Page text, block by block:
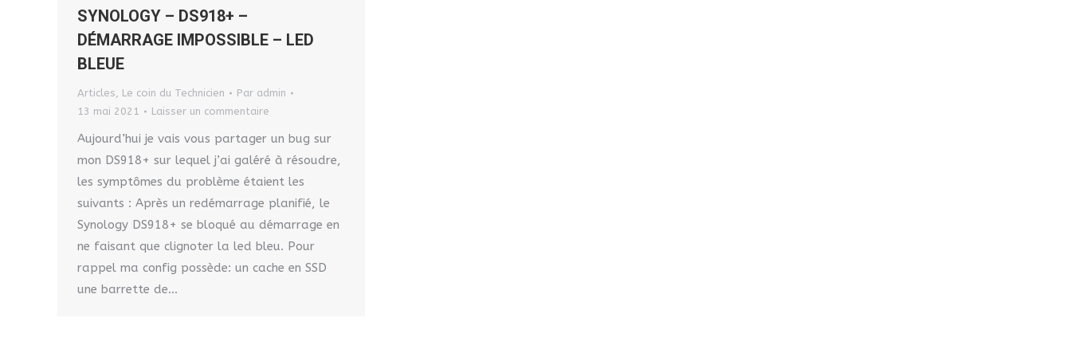
SYNOLOGY – DS918+ –
DÉMARRAGE IMPOSSIBLE – LED
BLEUE
Articles, Le coin du Technicien Par admin
13 mai 2021
Laisser un commentaire
Aujourd’hui je vais vous partager un bug sur
mon DS918+ sur lequel j’ai galéré à résoudre,
les symptômes du problème étaient les
suivants : Après un redémarrage planifié, le
Synology DS918+ se bloqué au démarrage en
ne faisant que clignoter la led bleu. Pour
rappel ma config possède: un cache en SSD
une barrette de…